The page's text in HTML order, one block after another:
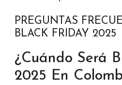
PREGUNTAS
BLACK FRIDAY 2025
¿Cuándo Será
2025 En